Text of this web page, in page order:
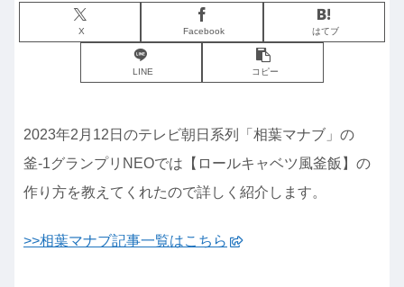
X Facebook はてブ
LINE コピー
2023年2月12日のテレビ朝日系列「相葉マナブ」の
釜-1グランプリNEOでは【ロールキャベツ風釜飯】の
作り方を教えてくれたので詳しく紹介します。
>>相葉マナブ記事一覧はこちら